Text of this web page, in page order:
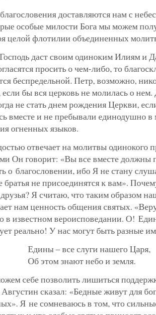
доставляются нам с
особые милости Бога мы мо­жем
целой флотилии объе­диненных
даст своим одиноким Илиям и
просить о чем-либо, то
беспредельной. Петр, возможно,
бы вся церковь не моли­лась о
не стать днем рождения Церкви,
вместе и не пребывали единодушно
огненных языков.
отвечает на молитвы одинокого
Он гово­рит: «Вы все вместе должны
о благословении, ибо Я не стану
не присоединятся к вам».
Я считаю, что таким образом
нам ценность общения святых.
в известном вероисповедании. О!
реально! У нас могут быть разные
Едины – все слуги нашего Царя,
Об этом знают небо и земля.
себе позволить лишиться
Авгус­тин сказал: «Бедные живут для
Я не сом­неваюсь в том, что